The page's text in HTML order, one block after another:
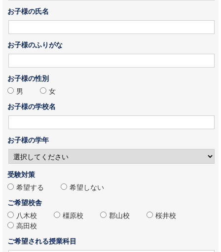
お子様の氏名
お子様のふりがな
お子様の性別
男
女
お子様の学校名
お子様の学年
受験対策
希望する
希望しない
ご希望校舎
八木校
橿原校 郡山校
桜井校
高田校
ご希望される授業科目